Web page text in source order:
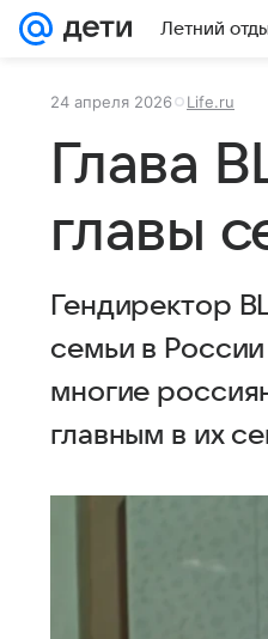
Летний
24 апреля 2026 Life.ru
Глава
главы
Гендиректор
семьи в
многие
главным в их